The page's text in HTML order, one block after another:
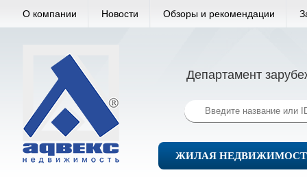
О компании Новости Обзоры и рекомендации
Департамент
ЖИЛАЯ